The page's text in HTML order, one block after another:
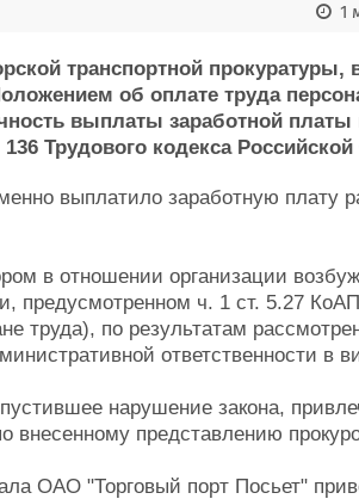
1
транспортной прокуратуры,
об оплате труда
выплаты заработной платы
Трудового кодекса
выплатило заработную плату
в отношении организации
предусмотренном ч. 1 ст. 5.27
труда), по результатам
ответственности в
нарушение закона,
внесенному представлению
ОАО "Торговый порт Посьет"